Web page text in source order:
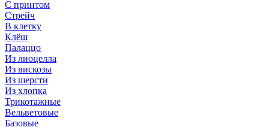
С принтом
Стрейч
В клетку
Клёш
Палаццо
Из лиоцелла
Из вискозы
Из шерсти
Из хлопка
Трикотажные
Вельветовые
Базовые